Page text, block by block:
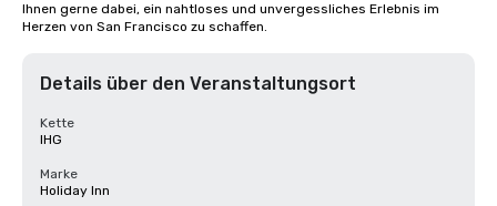
Ihnen gerne dabei, ein nahtloses und unvergessliches Erlebnis im
Herzen von San Francisco zu schaffen.
Details über den Veranstaltungsort
Kette
IHG
Marke
Holiday Inn